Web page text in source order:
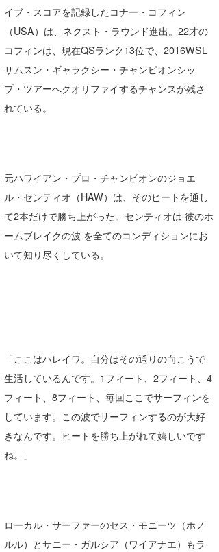
イブ・スコアを記録したコナー・コフィン
（USA）は、ネクスト・ラウンド進出。22才の
コフィンは、現在QSランク13位で、2016WSL
サムスン・ギャラクシー・チャンピオンシッ
プ・ツアーへクオリファイするチャンスが残さ
れている。
元ハワイアン・プロ・チャンピオンのジョエ
ル・センティオ（HAW）は、そのヒートを通し
て2本だけで勝ち上がった。センティオは 彼のホ
ームブレイクの波 を全てのコンディションにお
いて知り尽くしている。
「ここはハレイワ。自分はその通りの向こうで
生活しているんです。1フィート、2フィート、4
フィート、8フィート、毎回ここでサーフィンを
しています。この波でサーフィンするのが大好
きなんです。ヒートを勝ち上がれて嬉しいです
ね。」
ローカル・サーファーのセス・モニーツ（ホノ
ルル）とサニー・ガルシア（ワイアナエ）もラ